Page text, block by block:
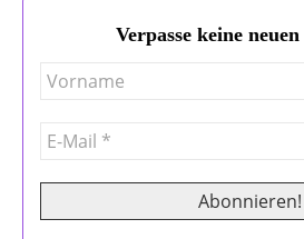
Verpasse keine